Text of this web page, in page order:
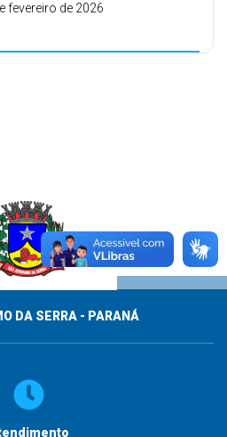
fevereiro de 2026
DA SERRA - PARANÁ